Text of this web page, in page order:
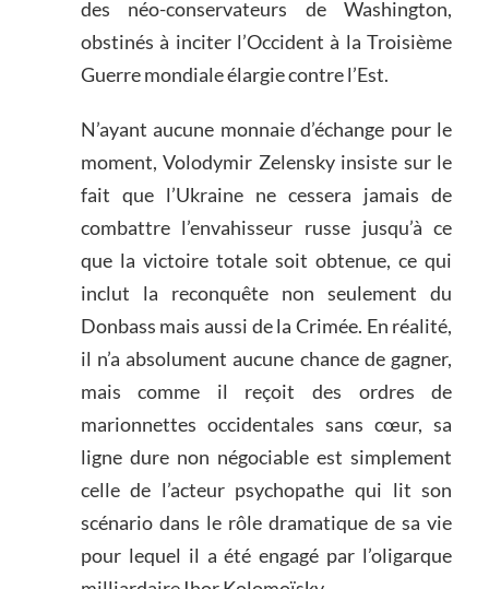
des néo-conservateurs de Washington,
obstinés à inciter l’Occident à la Troisième
Guerre mondiale élargie contre l’Est.
N’ayant aucune monnaie d’échange pour le
moment, Volodymir Zelensky insiste sur le
fait que l’Ukraine ne cessera jamais de
combattre l’envahisseur russe jusqu’à ce
que la victoire totale soit obtenue, ce qui
inclut la reconquête non seulement du
Donbass mais aussi de la Crimée. En réalité,
il n’a absolument aucune chance de gagner,
mais comme il reçoit des ordres de
marionnettes occidentales sans cœur, sa
ligne dure non négociable est simplement
celle de l’acteur psychopathe qui lit son
scénario dans le rôle dramatique de sa vie
pour lequel il a été engagé par l’oligarque